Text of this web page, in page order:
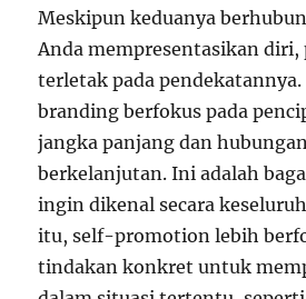
Meskipun keduanya
Anda mempresentasikan diri,
terletak pada pendekatannya.
branding berfokus pada
jangka panjang dan
berkelanjutan. Ini adalah
ingin dikenal secara
itu, self-promotion lebih
tindakan konkret untuk